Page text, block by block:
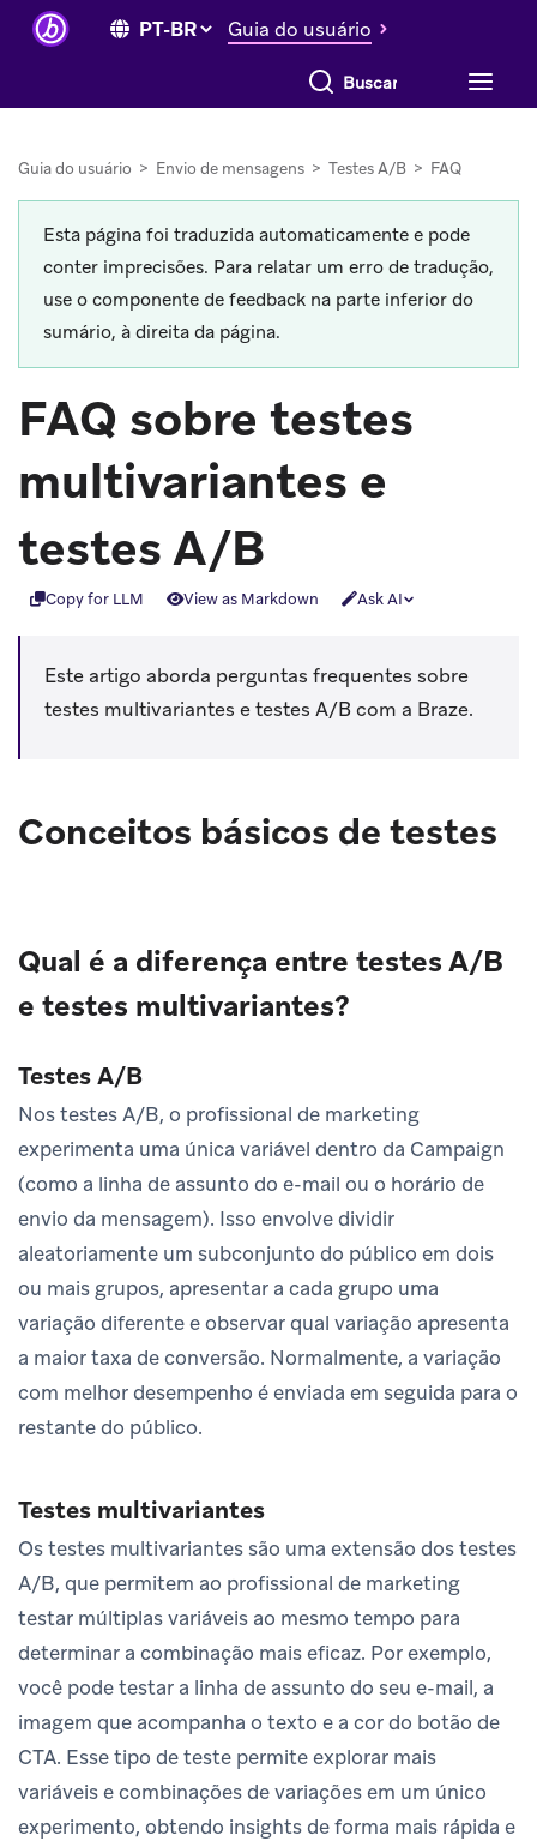
Guia do usuário
Buscar tudo
Guia do usuário > Envio de mensagens > Testes A/B > FAQ
Esta página foi traduzida automaticamente e pode
conter imprecisões. Para relatar um erro de tradução,
use o componente de feedback na parte inferior do
sumário, à direita da página.
FAQ sobre testes
multivariantes e
testes A/B
Copy for LLM View as Markdown Ask AI
Este artigo aborda perguntas frequentes sobre
testes multivariantes e testes A/B com a Braze.
Conceitos básicos de testes
Qual é a diferença entre testes A/B
e testes multivariantes?
Testes A/B
Nos testes A/B, o profissional de marketing
experimenta uma única variável dentro da Campaign
(como a linha de assunto do e-mail ou o horário de
envio da mensagem). Isso envolve dividir
aleatoriamente um subconjunto do público em dois
ou mais grupos, apresentar a cada grupo uma
variação diferente e observar qual variação apresenta
a maior taxa de conversão. Normalmente, a variação
com melhor desempenho é enviada em seguida para o
restante do público.
Testes multivariantes
Os testes multivariantes são uma extensão dos testes
A/B, que permitem ao profissional de marketing
testar múltiplas variáveis ao mesmo tempo para
determinar a combinação mais eficaz. Por exemplo,
você pode testar a linha de assunto do seu e-mail, a
imagem que acompanha o texto e a cor do botão de
CTA. Esse tipo de teste permite explorar mais
variáveis e combinações de variações em um único
experimento, obtendo insights de forma mais rápida e